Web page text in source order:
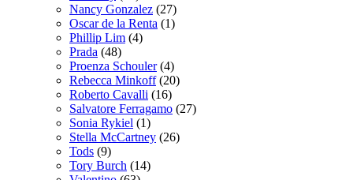
Nancy Gonzalez (27)
Oscar de la Renta (1)
Phillip Lim (4)
Prada (48)
Proenza Schouler(4)
Rebecca Minkoff(20)
Roberto Cavalli (16)
Salvatore Ferragamo (27)
Sonia Rykiel (1)
Stella McCartney (26)
Tods (9)
Tory Burch (14)